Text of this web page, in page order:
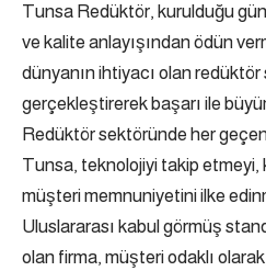
Tunsa Redüktör, kurulduğu
ve kalite anlayışından ödün
dünyanın ihtiyacı olan redüktör
gerçekleştirerek başarı ile
Redüktör sektöründe her
Tunsa, teknolojiyi takip etmeyi,
müşteri memnuniyetini ilke
Uluslararası kabul görmüş
olan firma, müşteri odaklı